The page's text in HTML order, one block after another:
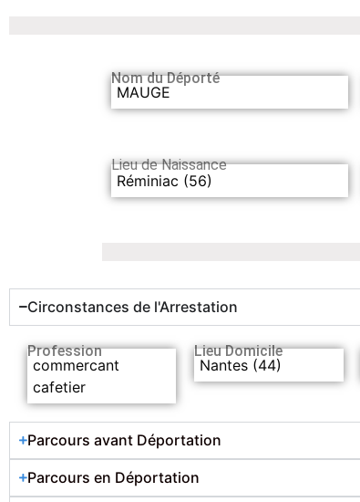
Nom du Déporté
MAUGE
Lieu de Naissance
Réminiac (56)
Circonstances de l'Arrestation
Profession
commercant
cafetier
Lieu Domicile
Nantes (44)
Parcours avant Déportation
Parcours en Déportation